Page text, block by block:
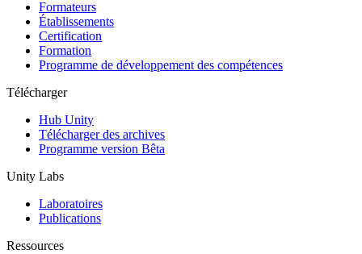
Jeux XR
Lancez des jeux XR sur plusieurs plateformes
Jeux multijoueur
Simplifiez le développement de jeux multijoueurs
Formateurs
Établissements
Certification
Formation
Programme de développement des compétences
Télécharger
Hub Unity
Télécharger des archives
Programme version Bêta
Unity Labs
Laboratoires
Publications
Ressources